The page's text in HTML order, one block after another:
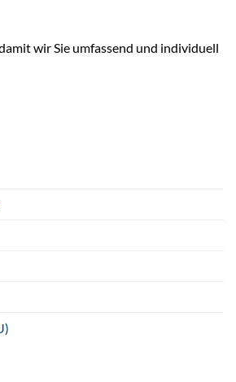
wir Sie umfassend und individuell